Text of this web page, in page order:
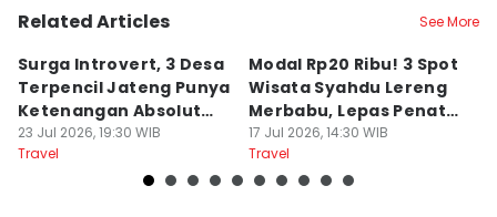
Related Articles See More
Surga Introvert, 3 Desa
Terpencil Jateng Punya
Ketenangan Absolut
Untuk Disconect
23 Jul 2026, 19:30 WIB
Travel
Modal Rp20 Ribu! 3 Spot
Wisata Syahdu Lereng
Merbabu, Lepas Penat
akhir Pekan!
17 Jul 2026, 14:30 WIB
Travel